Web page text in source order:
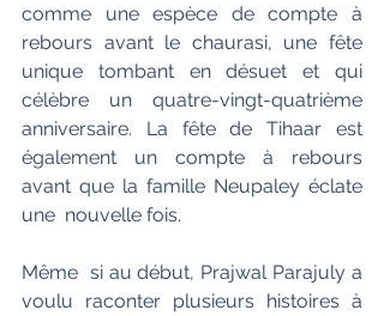
comme une espèce de compte à
rebours avant le chaurasi, une fête
unique tombant en désuet et qui
célèbre un quatre-vingt-quatrième
anniversaire. La fête de Tihaar est
également un compte à rebours
avant que la famille Neupaley éclate
une  nouvelle fois.
Même  si au début, Prajwal Parajuly a
voulu raconter plusieurs histoires à